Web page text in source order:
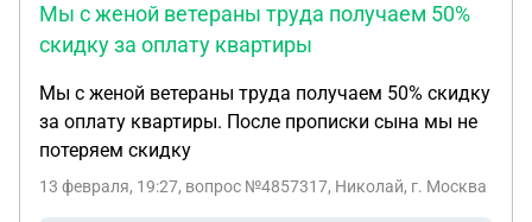
Мы с женой ветераны труда получаем 50%
скидку за оплату квартиры
Мы с женой ветераны труда получаем 50% скидку
за оплату квартиры. После прописки сына мы не
потеряем скидку
13 февраля, 19:27, вопрос №4857317, Николай, г. Москва